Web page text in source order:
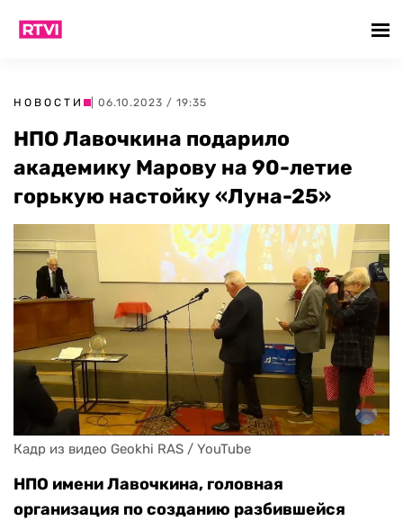
НОВОСТИ | 06.10.2023 / 19:35
НПО Лавочкина подарило
академику Марову на 90-летие
горькую настойку «Луна-25»
Кадр из видео Geokhi RAS / YouTube
НПО имени Лавочкина, головная
организация по созданию разбившейся